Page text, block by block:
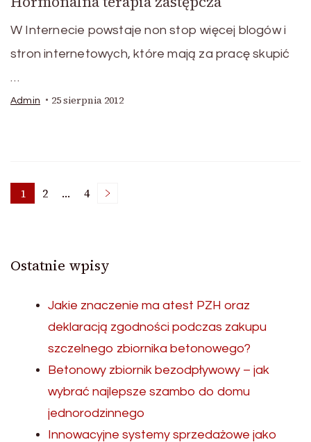
W Internecie powstaje non stop więcej blogów i
stron internetowych, które mają za pracę skupić
…
Admin 25 sierpnia 2012
Stronicowanie
Strona
1 Strona
2 … Strona
4
Ostatnie wpisy
Jakie znaczenie ma atest PZH oraz
deklaracją zgodności podczas zakupu
szczelnego zbiornika betonowego?
Betonowy zbiornik bezodpływowy – jak
wybrać najlepsze szambo do domu
jednorodzinnego
Innowacyjne systemy sprzedażowe jako